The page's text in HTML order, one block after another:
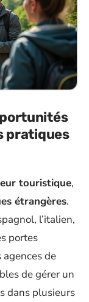
pratiques
touristique,
étrangères.
l’italien,
portes
de
de gérer un
dans plusieurs